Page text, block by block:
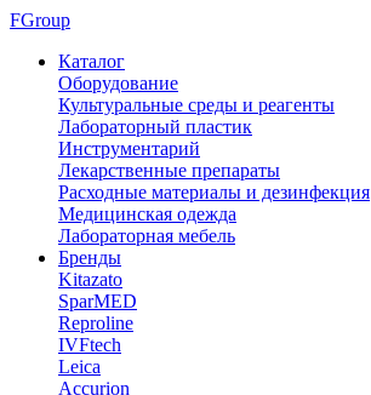
FGroup
Каталог
Оборудование
Культуральные среды и реагенты
Лабораторный пластик
Инструментарий
Лекарственные препараты
Расходные материалы и дезинфекция
Медицинская одежда
Лабораторная мебель
Бренды
Kitazato
SparMED
Reproline
IVFtech
Leica
Accurion